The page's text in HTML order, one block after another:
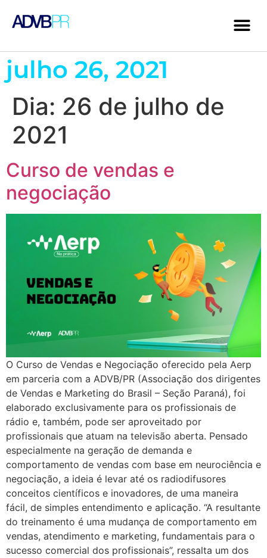
julho 26, 2021
Dia: 26 de julho de
2021
Curso de vendas e
negociação
O Curso de Vendas e Negociação oferecido pela Aerp
em parceria com a ADVB/PR (Associação dos dirigentes
de Vendas e Marketing do Brasil – Seção Paraná), foi
elaborado exclusivamente para os profissionais de
rádio e, também, pode ser aproveitado por
profissionais que atuam na televisão aberta. Pensado
especialmente na geração de demanda e
comportamento de vendas com base em neurociência e
negociação, a ideia é levar até os radiodifusores
conceitos científicos e inovadores, de uma maneira
fácil, de simples entendimento e aplicação. “A resultante
do treinamento é uma mudança de comportamento em
vendas, atendimento e marketing, fundamentais para o
sucesso comercial dos profissionais”, ressalta um dos